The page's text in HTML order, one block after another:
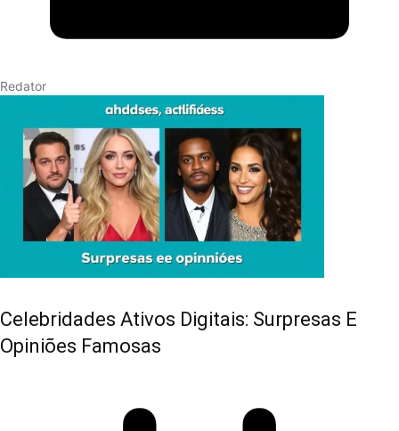
Redator
Celebridades Ativos Digitais: Surpresas E
Opiniões Famosas